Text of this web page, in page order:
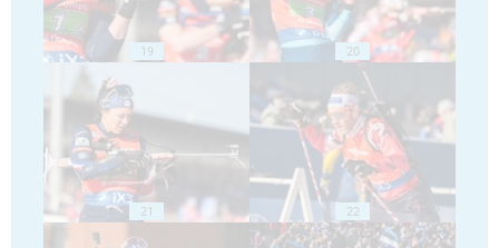
19 20
21 22